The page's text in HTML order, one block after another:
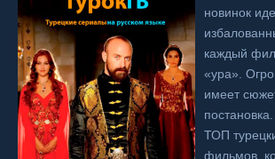
новинок
каждый
«ура».
имеет
ТОП
фильмов,